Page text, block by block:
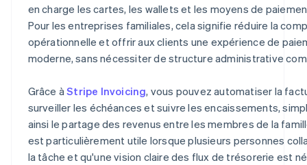
en charge les cartes, les wallets et les moyens de
Pour les entreprises familiales, cela signifie réduire la
opérationnelle et offrir aux clients une expérience de
moderne, sans nécessiter de structure administrative
Grâce àStripe Invoicing, vous pouvez automatiser la
surveiller les échéances et suivre les encaissements,
ainsi le partage des revenus entre les membres de la
est particulièrement utile lorsque plusieurs personnes
la tâche et qu'une vision claire des flux de trésorerie est